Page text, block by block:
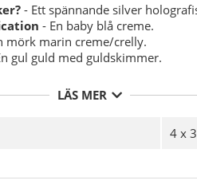
- Ett spännande silver
- En baby blå creme.
mörk marin creme/crelly.
gul guld med guldskimmer.
LÄS MER
4 x